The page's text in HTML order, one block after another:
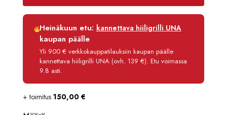
Luottoaika
12 kk
Korko
Käsittelymaksu
3,90 €/kk
Maksettava yhteensä
2 360,80 €
Heinäkuun etu: kannettava hiiligrilli UNA
kaupan päälle
Yli 900 € verkkokauppatilauksiin kaupan päälle
kannettava hiiligrilli UNA (ovh. 139 €). Etu voimassa
9.8 asti.
+ toimitus 150,00 €